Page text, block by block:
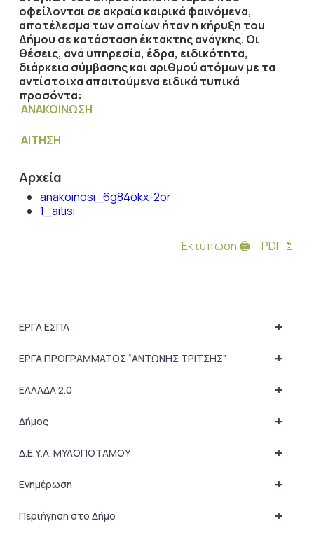
οφείλονται σε ακραία καιρικά φαινόμενα,
αποτέλεσμα των οποίων ήταν η κήρυξη του
Δήμου σε κατάσταση έκτακτης ανάγκης. Οι
θέσεις, ανά υπηρεσία, έδρα, ειδικότητα,
διάρκεια σύμβασης και αριθμού ατόμων με τα
αντίστοιχα απαιτούμενα ειδικά τυπικά
προσόντα:
ΑΝΑΚΟΙΝΩΣΗ
ΑΙΤΗΣΗ
Αρχεία
anakoinosi_6g84okx-2or
1_aitisi
Εκτύπωση 🖨 PDF 📄
+
ΕΡΓΑ ΕΣΠΑ
+
ΕΡΓΑ ΠΡΟΓΡΑΜΜΑΤΟΣ “ΑΝΤΩΝΗΣ ΤΡΙΤΣΗΣ”
+
ΕΛΛΑΔΑ 2.0
+
Δήμος
+
Δ.Ε.Υ.Α. ΜΥΛΟΠΟΤΑΜΟΥ
+
Ενημέρωση
+
Περιήγηση στο Δήμο